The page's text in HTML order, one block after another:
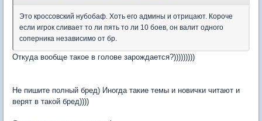
Это кроссовский нубобаф. Хоть его админы и отрицают. Короче
если игрок сливает то ли пять то ли 10 боев, он валит одного
соперника независимо от бр.
Откуда вообще такое в голове зарождается?)))))))))
Не пишите полный бред) Иногда такие темы и новички читают и
верят в такой бред))))